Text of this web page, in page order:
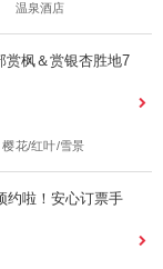
温泉酒店
赏枫＆赏银杏胜地7
樱花/红叶/雪景
约啦！安心订票手